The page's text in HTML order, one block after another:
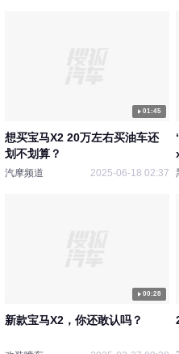
01:45
想买宝马X2 20万左右买油车还
划不划算？
汽摩频道 2025-06-18 02:37
00:28
新款宝马X2，你还敢认吗？